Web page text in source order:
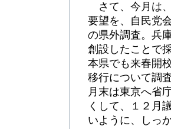
さて、今月は
要望を、自民党
の県外調査。兵
創設したことで
本県でも来春開
移行について調
月末は東京へ省
くして、１２月
いように、しっ